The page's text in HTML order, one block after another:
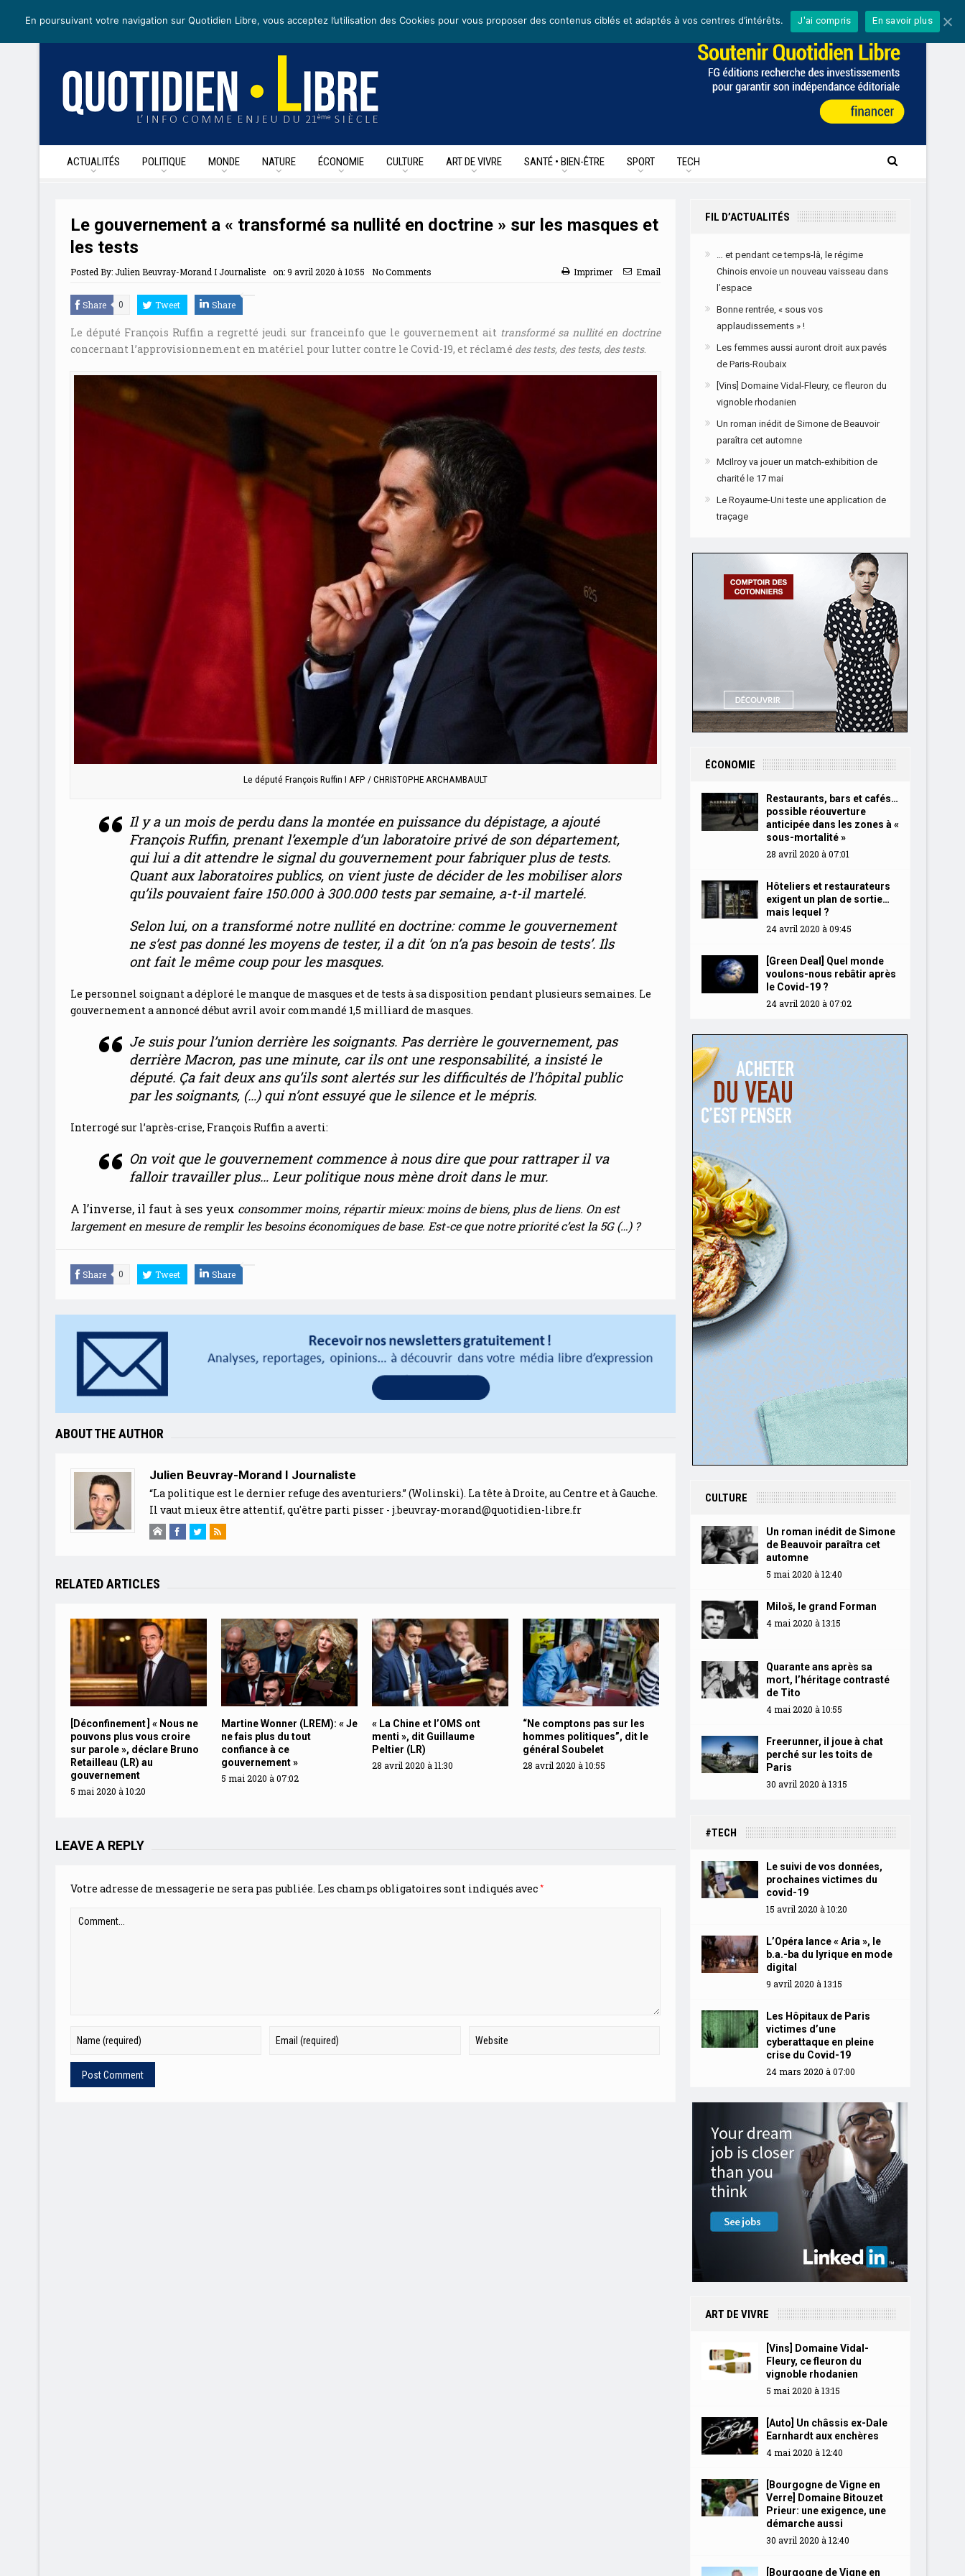
mercredi 6 mai 2020 I Édition de la journéeRecevoir nos newsletters• Nous suivre sur les reseaux sociaux
ACTUALITÉS POLITIQUE MONDE NATURE ÉCONOMIE CULTURE ART DE VIVRE SANTÉ • BIEN-ÊTRE SPORT TECH
Le gouvernement a « transformé sa nullité en doctrine » sur les masques et
les tests
Posted By:Julien Beuvray-Morand I Journaliste on:9 avril 2020 à 10:55 No Comments Imprimer Email
Share 0 Tweet Share
Le député François Ruffin a regretté jeudi sur franceinfo que le gouvernement ait transformé sa nullité en doctrine
concernant l’approvisionnement en matériel pour lutter contre le Covid-19, et réclamé des tests, des tests, des tests.
Le député François Ruffin I AFP / CHRISTOPHE ARCHAMBAULT
Il y a un mois de perdu dans la montée en puissance du dépistage, a ajouté
François Ruffin, prenant l’exemple d’un laboratoire privé de son département,
qui lui a dit attendre le signal du gouvernement pour fabriquer plus de tests.
Quant aux laboratoires publics, on vient juste de décider de les mobiliser alors
qu’ils pouvaient faire 150.000 à 300.000 tests par semaine, a-t-il martelé.
Selon lui, on a transformé notre nullité en doctrine: comme le gouvernement
ne s’est pas donné les moyens de tester, il a dit ‘on n’a pas besoin de tests’. Ils
ont fait le même coup pour les masques.
Le personnel soignant a déploré le manque de masques et de tests à sa disposition pendant plusieurs semaines. Le
gouvernement a annoncé début avril avoir commandé 1,5 milliard de masques.
Je suis pour l’union derrière les soignants. Pas derrière le gouvernement, pas
derrière Macron, pas une minute, car ils ont une responsabilité, a insisté le
député. Ça fait deux ans qu’ils sont alertés sur les difficultés de l’hôpital public
par les soignants, (…) qui n’ont essuyé que le silence et le mépris.
Interrogé sur l’après-crise, François Ruffin a averti:
On voit que le gouvernement commence à nous dire que pour rattraper il va
falloir travailler plus… Leur politique nous mène droit dans le mur.
A l’inverse, il faut à ses yeux consommer moins, répartir mieux: moins de biens, plus de liens. On est
largement en mesure de remplir les besoins économiques de base. Est-ce que notre priorité c’est la 5G (…) ?
Share 0 Tweet Share
ABOUT THE AUTHOR
Julien Beuvray-Morand I Journaliste
“La politique est le dernier refuge des aventuriers.” (Wolinski). La tête à Droite, au Centre et à Gauche.
Il vaut mieux être attentif, qu'être parti pisser - j.beuvray-morand@quotidien-libre.fr
RELATED ARTICLES
[Déconfinement ] « Nous ne
pouvons plus vous croire
sur parole », déclare Bruno
Retailleau (LR) au
gouvernement
5 mai 2020 à 10:20
Martine Wonner (LREM): « Je
ne fais plus du tout
confiance à ce
gouvernement »
5 mai 2020 à 07:02
« La Chine et l’OMS ont
menti », dit Guillaume
Peltier (LR)
28 avril 2020 à 11:30
“Ne comptons pas sur les
hommes politiques”, dit le
général Soubelet
28 avril 2020 à 10:55
LEAVE A REPLY
Votre adresse de messagerie ne sera pas publiée. Les champs obligatoires sont indiqués avec*
FIL D’ACTUALITÉS
… et pendant ce temps-là, le régime
Chinois envoie un nouveau vaisseau dans
l’espace
Bonne rentrée, « sous vos
applaudissements » !
Les femmes aussi auront droit aux pavés
de Paris-Roubaix
[Vins] Domaine Vidal-Fleury, ce fleuron du
vignoble rhodanien
Un roman inédit de Simone de Beauvoir
paraîtra cet automne
McIlroy va jouer un match-exhibition de
charité le 17 mai
Le Royaume-Uni teste une application de
traçage
ÉCONOMIE
Restaurants, bars et cafés…
possible réouverture
anticipée dans les zones à «
sous-mortalité »
28 avril 2020 à 07:01
Hôteliers et restaurateurs
exigent un plan de sortie…
mais lequel ?
24 avril 2020 à 09:45
[Green Deal] Quel monde
voulons-nous rebâtir après
le Covid-19 ?
24 avril 2020 à 07:02
CULTURE
Un roman inédit de Simone
de Beauvoir paraîtra cet
automne
5 mai 2020 à 12:40
Miloš, le grand Forman
4 mai 2020 à 13:15
Quarante ans après sa
mort, l’héritage contrasté
de Tito
4 mai 2020 à 10:55
Freerunner, il joue à chat
perché sur les toits de
Paris
30 avril 2020 à 13:15
#TECH
Le suivi de vos données,
prochaines victimes du
covid-19
15 avril 2020 à 10:20
L’Opéra lance « Aria », le
b.a.-ba du lyrique en mode
digital
9 avril 2020 à 13:15
Les Hôpitaux de Paris
victimes d’une
cyberattaque en pleine
crise du Covid-19
24 mars 2020 à 07:00
ART DE VIVRE
[Vins] Domaine Vidal-
Fleury, ce fleuron du
vignoble rhodanien
5 mai 2020 à 13:15
[Auto] Un châssis ex-Dale
Earnhardt aux enchères
4 mai 2020 à 12:40
[Bourgogne de Vigne en
Verre] Domaine Bitouzet
Prieur: une exigence, une
démarche aussi
30 avril 2020 à 12:40
[Bourgogne de Vigne en
En poursuivant votre navigation sur Quotidien Libre, vous acceptez l’utilisation des Cookies pour vous proposer des contenus ciblés et adaptés à vos centres d’intérêts. J'ai compris En savoir plus